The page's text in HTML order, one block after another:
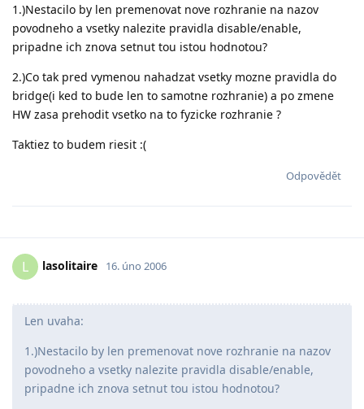
1.)Nestacilo by len premenovat nove rozhranie na nazov
povodneho a vsetky nalezite pravidla disable/enable,
pripadne ich znova setnut tou istou hodnotou?
2.)Co tak pred vymenou nahadzat vsetky mozne pravidla do
bridge(i ked to bude len to samotne rozhranie) a po zmene
HW zasa prehodit vsetko na to fyzicke rozhranie ?
Taktiez to budem riesit :(
Odpovědět
L lasolitaire 16. úno 2006
Len uvaha:
1.)Nestacilo by len premenovat nove rozhranie na nazov
povodneho a vsetky nalezite pravidla disable/enable,
pripadne ich znova setnut tou istou hodnotou?